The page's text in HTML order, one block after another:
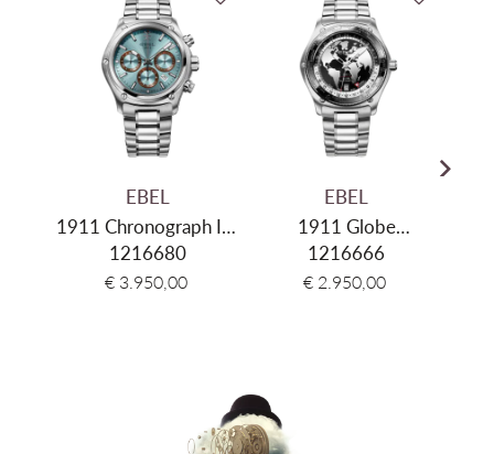
EBEL
1911 Chronograph Ice
Blue
1216680
€ 3.950,00
EBEL
1911 Globe
Automatic
1216666
€ 2.950,00